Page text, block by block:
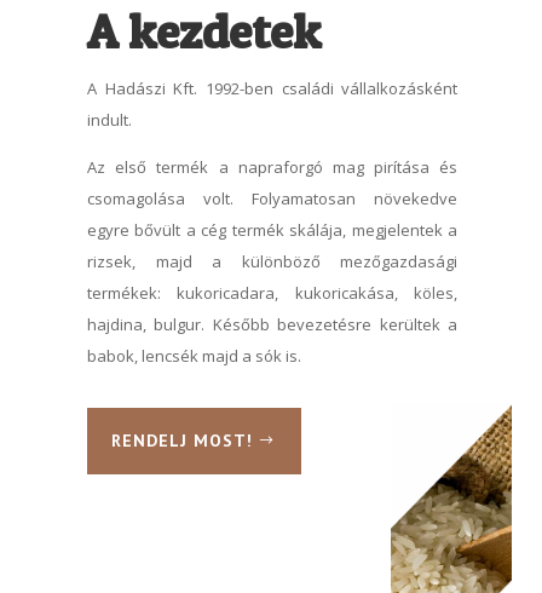
A kezdetek
A Hadászi Kft. 1992-ben családi vállalkozásként
indult.
Az első termék a napraforgó mag pirítása és
csomagolása volt. Folyamatosan növekedve
egyre bővült a cég termék skálája, megjelentek a
rizsek, majd a különböző mezőgazdasági
termékek: kukoricadara, kukoricakása, köles,
hajdina, bulgur. Később bevezetésre kerültek a
babok, lencsék majd a sók is.
RENDELJ MOST!